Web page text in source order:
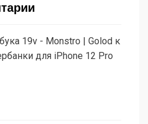
19v - Monstro | Golod к
для iPhone 12 Pro